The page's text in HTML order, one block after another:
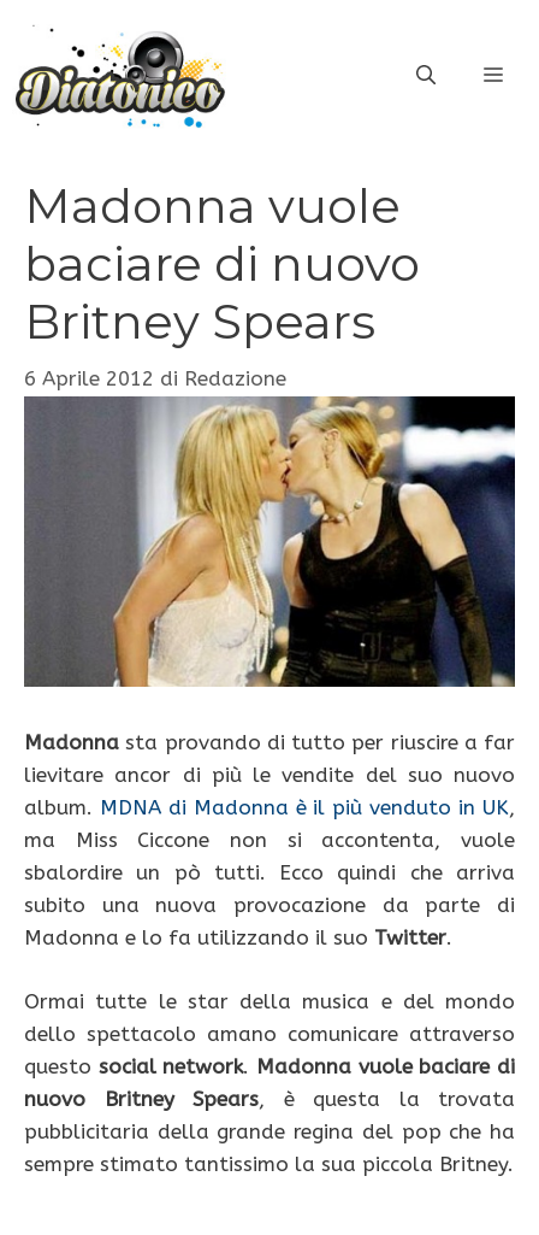
contenuto
Madonna vuole
baciare di nuovo
Britney Spears
6 Aprile 2012 di Redazione
Madonna sta provando di tutto per riuscire a far
lievitare ancor di più le vendite del suo nuovo
album. MDNA di Madonna è il più venduto in UK,
ma Miss Ciccone non si accontenta, vuole
sbalordire un pò tutti. Ecco quindi che arriva
subito una nuova provocazione da parte di
Madonna e lo fa utilizzando il suo Twitter.
Ormai tutte le star della musica e del mondo
dello spettacolo amano comunicare attraverso
questo social network. Madonna vuole baciare di
nuovo Britney Spears, è questa la trovata
pubblicitaria della grande regina del pop che ha
sempre stimato tantissimo la sua piccola Britney.